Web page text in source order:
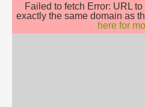
Failed to fetch Error: URL
exactly the same domain as
here for